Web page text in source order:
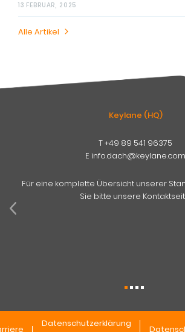
13 FEBRUAR, 2025
Alle Artikel
Keylane (HQ)
T+49 89 541 96375
E info.dach@keylane.com
Für eine komplette Übersicht unserer
Sie bitte unsere
Datenschutzerklärung